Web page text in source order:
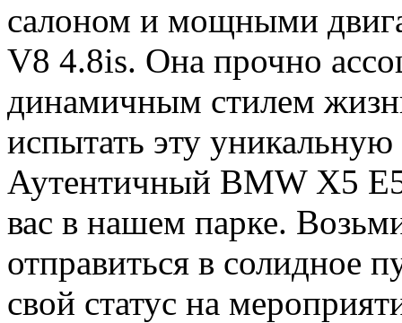
салоном и мощными
V8 4.8is. Она прочно
динамичным стилем
испытать эту
Аутентичный BMW X5
вас в нашем парке.
отправиться в солидное
свой статус на